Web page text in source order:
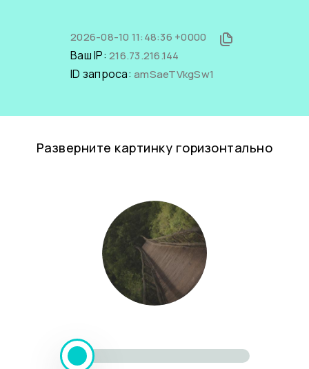
2026-08-10 11:48:36 +0000
Ваш IP: 216.73.216.144
ID запроса: amSaeTVkgSw1
Разверните картинку горизонтально